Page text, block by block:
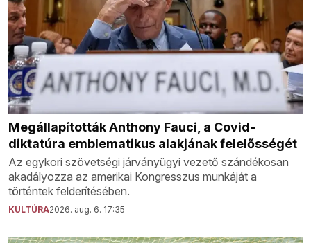
Megállapították Anthony Fauci, a Covid-
diktatúra emblematikus alakjának felelősségét
Az egykori szövetségi járványügyi vezető szándékosan
akadályozza az amerikai Kongresszus munkáját a
történtek felderítésében.
KULTÚRA2026. aug. 6. 17:35